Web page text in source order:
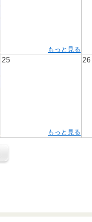
もっと見る
25
もっと見る
26